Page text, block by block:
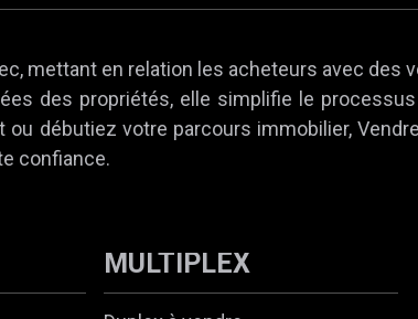
mettant en relation les acheteurs avec des
des propriétés, elle simplifie le
débutiez votre parcours immobilier,
confiance.
MULTIPLEX